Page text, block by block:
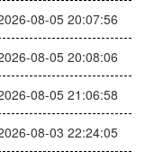
08-05 20:07:56
08-05 20:08:06
08-05 21:06:58
08-03 22:24:05